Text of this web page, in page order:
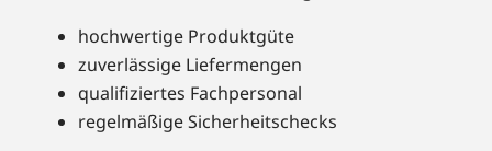
hochwertige Produktgüte
zuverlässige Liefermengen
qualifiziertes Fachpersonal
regelmäßige Sicherheitschecks